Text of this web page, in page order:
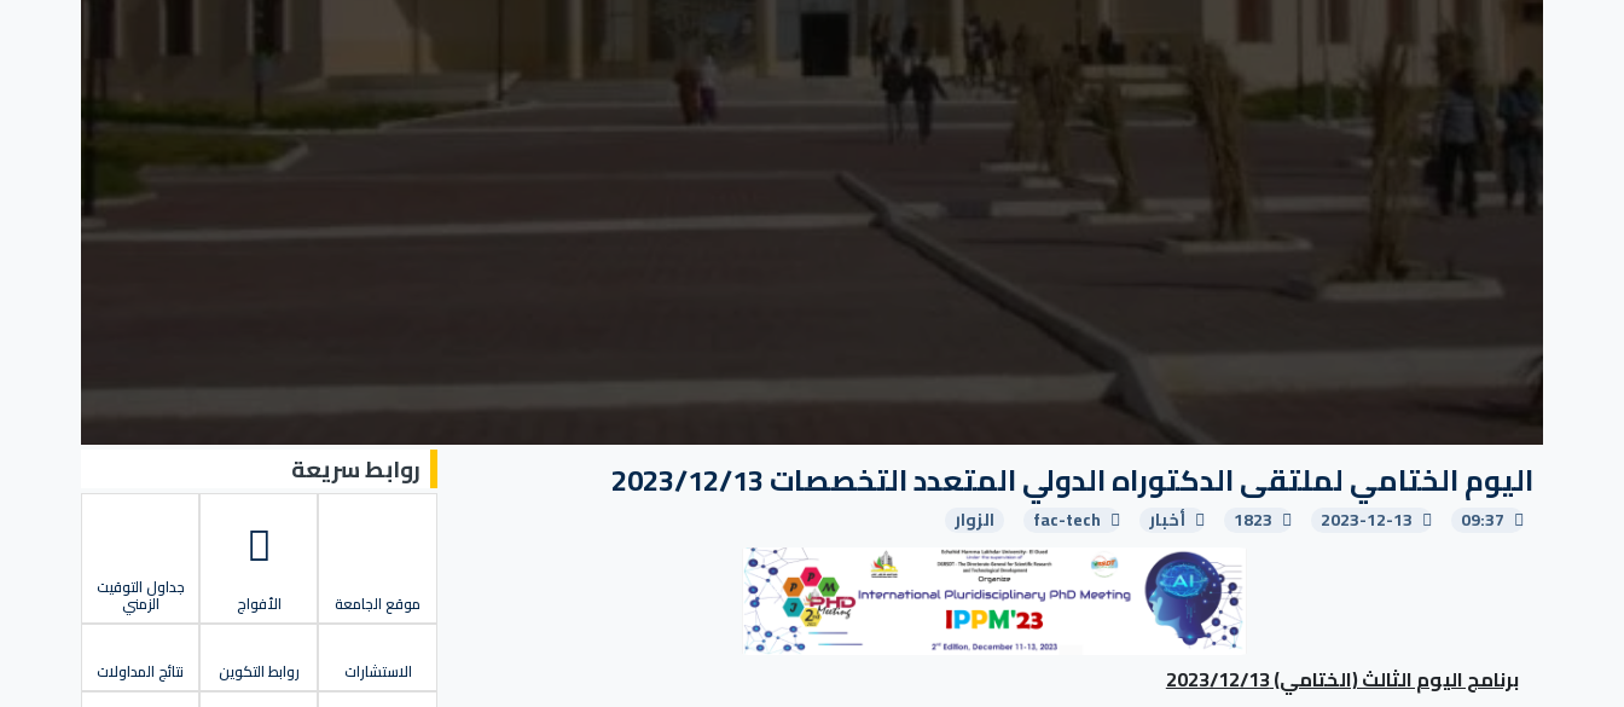
اليوم الختامي لملتقى الدكتوراه الدولي المتعدد التخصصات 2023/12/13
09:37
2023-12-13
1823 أخبار fac-tech الزوار
برنامج اليوم الثالث (الختامي) 2023/12/13
روابط سريعة
موقع الجامعة الأفواج
جداول التوقيت
الزمني
الاستشارات روابط التكوين نتائج المداولات